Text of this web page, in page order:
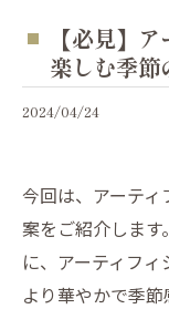
【必見】
楽しむ季節
2024/04/24
今回は、アーテ
案をご紹介しま
に、アーティフィ
より華やかで季